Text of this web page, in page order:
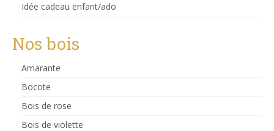
Idée cadeau enfant/ado
Nos bois
Amarante
Bocote
Bois de rose
Bois de violette